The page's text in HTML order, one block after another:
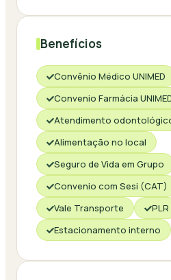
Benefícios
Convênio Médico UNIMED
Convenio Farmácia
Atendimento
Alimentação no local
Seguro de Vida em Grupo
Convenio com Sesi (CAT)
Vale Transporte
PLR
Estacionamento interno